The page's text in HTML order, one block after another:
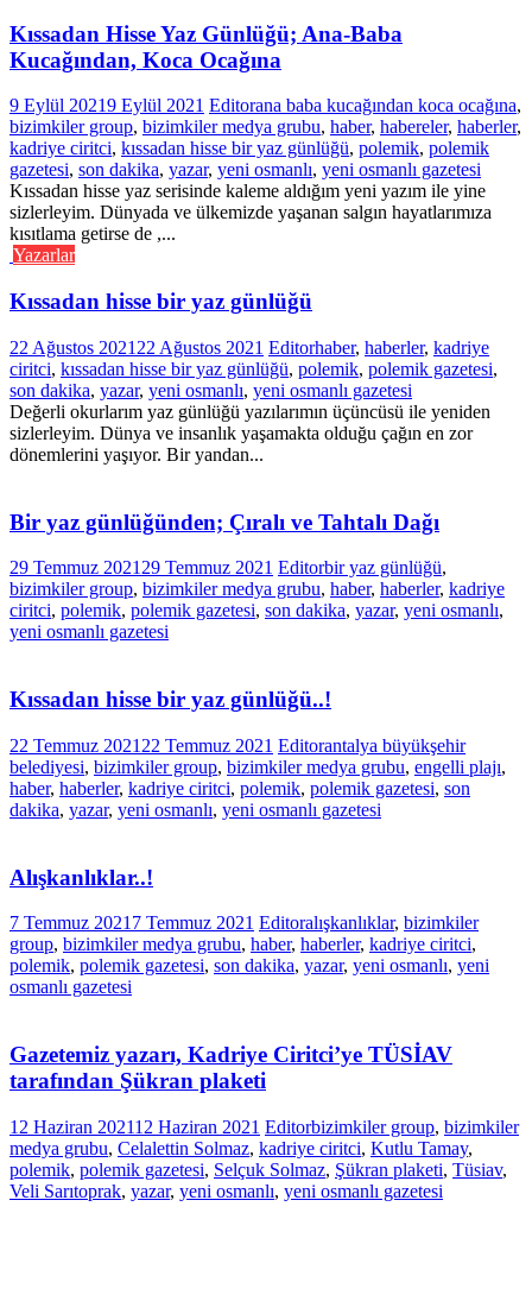
Kıssadan Hisse Yaz Günlüğü; Ana-Baba
Kucağından, Koca Ocağına
9 Eylül 20219 Eylül 2021 Editorana baba kucağından koca ocağına,
bizimkiler group, bizimkiler medya grubu, haber, habereler, haberler,
kadriye ciritci, kıssadan hisse bir yaz günlüğü, polemik, polemik
gazetesi, son dakika, yazar, yeni osmanlı, yeni osmanlı gazetesi
Kıssadan hisse yaz serisinde kaleme aldığım yeni yazım ile yine
sizlerleyim. Dünyada ve ülkemizde yaşanan salgın hayatlarımıza
kısıtlama getirse de ,...
Yazarlar
Kıssadan hisse bir yaz günlüğü
22 Ağustos 2021 22 Ağustos 2021 Editorhaber, haberler, kadriye
ciritci, kıssadan hisse bir yaz günlüğü, polemik, polemik gazetesi,
son dakika, yazar, yeni osmanlı, yeni osmanlı gazetesi
Değerli okurlarım yaz günlüğü yazılarımın üçüncüsü ile yeniden
sizlerleyim. Dünya ve insanlık yaşamakta olduğu çağın en zor
dönemlerini yaşıyor. Bir yandan...
Bir yaz günlüğünden; Çıralı ve Tahtalı Dağı
29 Temmuz 2021 29 Temmuz 2021 Editorbir yaz günlüğü,
bizimkiler group, bizimkiler medya grubu, haber, haberler, kadriye
ciritci, polemik, polemik gazetesi, son dakika, yazar, yeni osmanlı,
yeni osmanlı gazetesi
Kıssadan hisse bir yaz günlüğü..!
22 Temmuz 2021 22 Temmuz 2021 Editorantalya büyükşehir
belediyesi, bizimkiler group, bizimkiler medya grubu, engelli plajı,
haber, haberler, kadriye ciritci, polemik, polemik gazetesi, son
dakika, yazar, yeni osmanlı, yeni osmanlı gazetesi
Alışkanlıklar..!
7 Temmuz 2021 7 Temmuz 2021 Editoralışkanlıklar, bizimkiler
group, bizimkiler medya grubu, haber, haberler, kadriye ciritci,
polemik, polemik gazetesi, son dakika, yazar, yeni osmanlı, yeni
osmanlı gazetesi
Gazetemiz yazarı, Kadriye Ciritci’ye TÜSİAV
tarafından Şükran plaketi
12 Haziran 202112 Haziran 2021 Editorbizimkiler group, bizimkiler
medya grubu, Celalettin Solmaz, kadriye ciritci, Kutlu Tamay,
polemik, polemik gazetesi, Selçuk Solmaz, Şükran plaketi, Tüsiav,
Veli Sarıtoprak, yazar, yeni osmanlı, yeni osmanlı gazetesi